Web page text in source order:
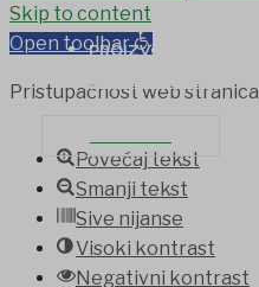
PROIZVODI IZ OPĆINE
SAVJET MLADIH
holiganbet
Skip to content
Open toolbar
Pristupačnost web stranica
Povećaj tekst
Smanji tekst
Sive nijanse
Visoki kontrast
Negativni kontrast